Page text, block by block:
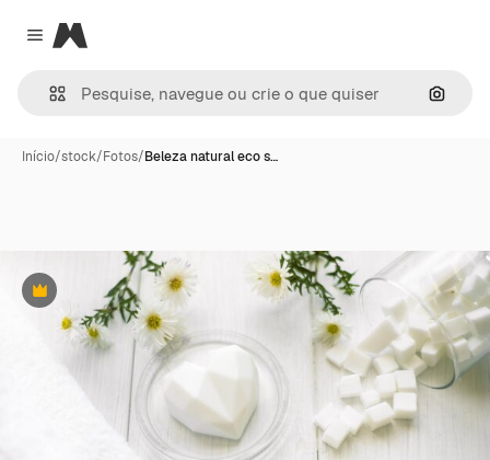
Close menu
Magnific
Início/stock/Fotos/Beleza natural eco s…
Premium